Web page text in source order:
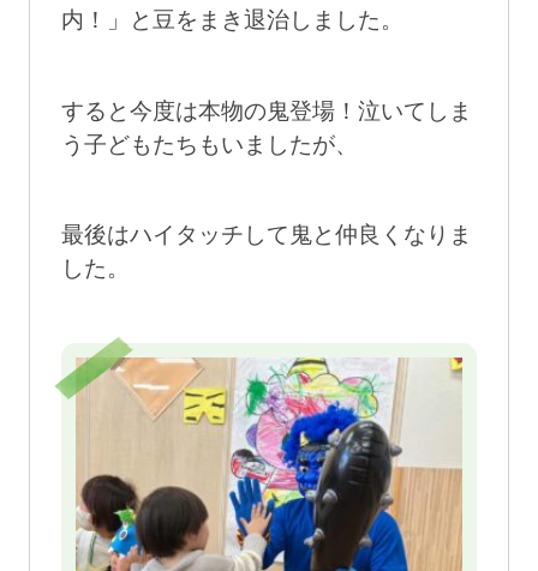
内！」と豆をまき退治しました。
すると今度は本物の鬼登場！泣いてしま
う子どもたちもいましたが、
最後はハイタッチして鬼と仲良くなりま
した。